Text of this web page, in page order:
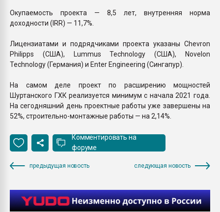
Окупаемость проекта — 8,5 лет, внутренняя норма
доходности (IRR) — 11,7%.
Лицензиатами и подрядчиками проекта указаны Chevron
Philipps (США), Lummus Technology (США), Novelon
Technology (Германия) и Enter Engineering (Сингапур).
На самом деле проект по расширению мощностей
Шуртанского ГХК реализуется минимум с начала 2021 года.
На сегодняшний день проектные работы уже завершены на
52%, строительно-монтажные работы — на 2,14%.
Комментировать на
форуме
предыдущая новость следующая новость